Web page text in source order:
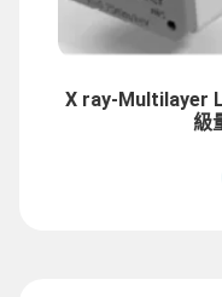
X ray-Multilayer
級